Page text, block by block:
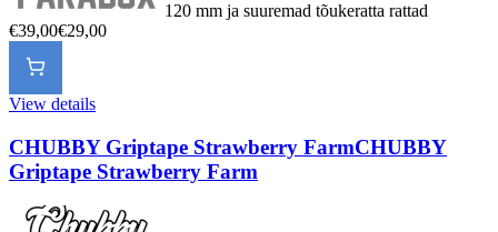
120 mm ja suuremad tõukeratta rattad
€39,00€29,00
View details
CHUBBY Griptape Strawberry FarmCHUBBY
Griptape Strawberry Farm